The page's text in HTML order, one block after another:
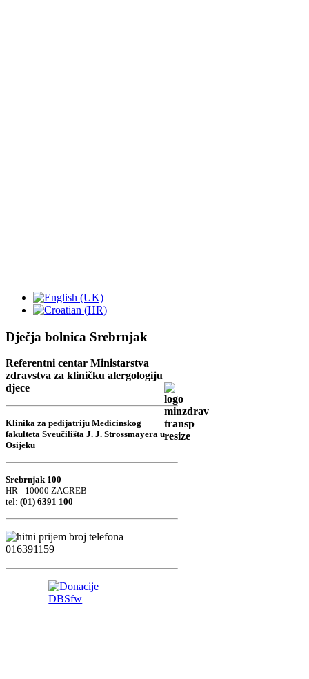
Dječja bolnica Srebrnjak
Referentni centar Ministarstva
zdravstva za kliničku alergologiju
djece
Klinika za pedijatriju Medicinskog
fakulteta Sveučilišta J. J. Strossmayera u
Osijeku
Srebrnjak 100
HR - 10000 ZAGREB
tel: (01) 6391 100